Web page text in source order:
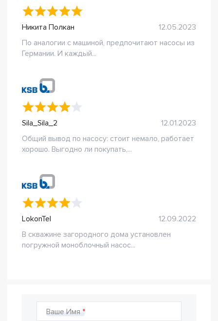
Никита Полкан
12.05.2023
По аналогии с машиной, предпочитают насосы из
Германии. И каждый...
Sila_Sila_2
12.01.2023
Общий вывод по насосу: стоит немало, работает
хорошо. Выгодно ли покупать,...
LokonTel
12.09.2022
В скважине загородного дома установлен
погружной моноблочный насос...
Ваше Имя